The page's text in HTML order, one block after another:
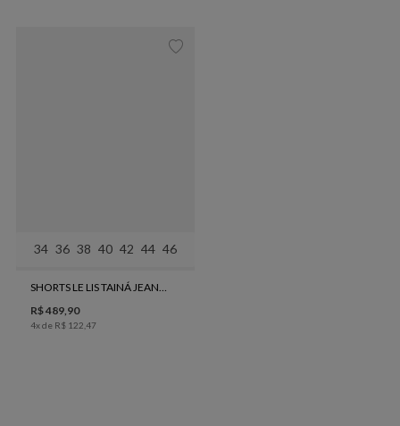
34 36 38 40 42 44 46
SHORTS LE LIS TAINÁ JEANS FEMININO
R$489,90
4x de R$ 122 47